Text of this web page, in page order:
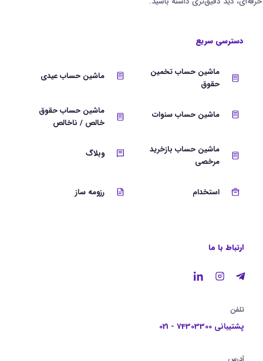
دسترسی سریع
ماشین حساب تخمین
حقوق
ماشین حساب عیدی
ماشین حساب سنوات
ماشین حساب حقوق
خالص / ناخالص
ماشین حساب بازخرید
مرخصی
وبلاگ
استخدام رزومه ساز
ارتباط با ما
تلفن
پشتیبانی 74303300 - 021